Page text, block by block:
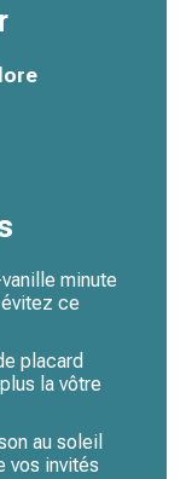
minute
évitez ce
placard
la vôtre
au soleil
vos invités